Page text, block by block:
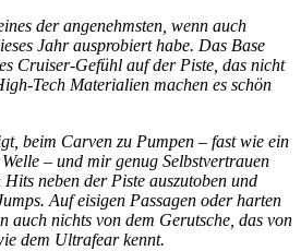
der angenehmsten, wenn auch
Jahr ausprobiert habe. Das Base
Cruiser-Gefühl auf der Piste, das nicht
Tech Materialien machen es schön
beim Carven zu Pumpen – fast wie ein
– und mir genug Selbstvertrauen
neben der Piste auszutoben und
Auf eisigen Passagen oder harten
auch nichts von dem Gerutsche, das von
dem Ultrafear kennt.